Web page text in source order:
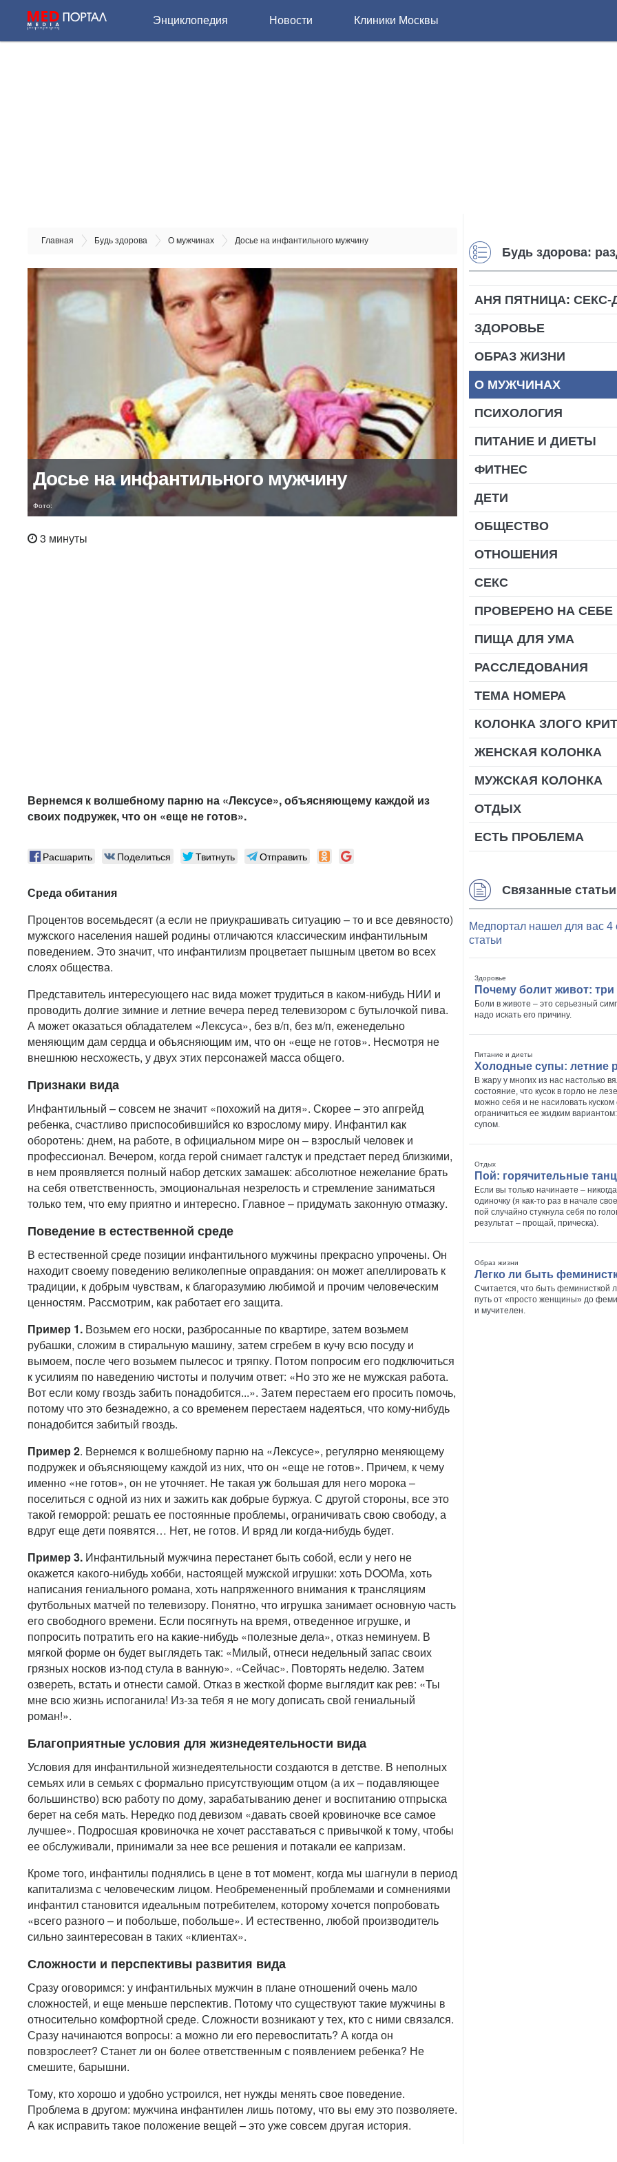
Энциклопедия Новости Клиники Москвы
Главная Будь здорова О мужчинах Досье на инфантильного мужчину
Досье на инфантильного мужчину
Фото:
3 минуты
Вернемся к волшебному парню на «Лексусе», объясняющему каждой из
своих подружек, что он «еще не готов».
Расшарить Поделиться Твитнуть Отправить
Среда обитания
Процентов восемьдесят (а если не приукрашивать ситуацию – то и все девяносто)
мужского населения нашей родины отличаются классическим инфантильным
поведением. Это значит, что инфантилизм процветает пышным цветом во всех
слоях общества.
Представитель интересующего нас вида может трудиться в каком-нибудь НИИ и
проводить долгие зимние и летние вечера перед телевизором с бутылочкой пива.
А может оказаться обладателем «Лексуса», без в/п, без м/п, еженедельно
меняющим дам сердца и объясняющим им, что он «еще не готов». Несмотря не
внешнюю несхожесть, у двух этих персонажей масса общего.
Признаки вида
Инфантильный – совсем не значит «похожий на дитя». Скорее – это апгрейд
ребенка, счастливо приспособившийся ко взрослому миру. Инфантил как
оборотень: днем, на работе, в официальном мире он – взрослый человек и
профессионал. Вечером, когда герой снимает галстук и предстает перед близкими,
в нем проявляется полный набор детских замашек: абсолютное нежелание брать
на себя ответственность, эмоциональная незрелость и стремление заниматься
только тем, что ему приятно и интересно. Главное – придумать законную отмазку.
Поведение в естественной среде
В естественной среде позиции инфантильного мужчины прекрасно упрочены. Он
находит своему поведению великолепные оправдания: он может апеллировать к
традиции, к добрым чувствам, к благоразумию любимой и прочим человеческим
ценностям. Рассмотрим, как работает его защита.
Пример 1. Возьмем его носки, разбросанные по квартире, затем возьмем
рубашки, сложим в стиральную машину, затем сгребем в кучу всю посуду и
вымоем, после чего возьмем пылесос и тряпку. Потом попросим его подключиться
к усилиям по наведению чистоты и получим ответ: «Но это же не мужская работа.
Вот если кому гвоздь забить понадобится...». Затем перестаем его просить помочь,
потому что это безнадежно, а со временем перестаем надеяться, что кому-нибудь
понадобится забитый гвоздь.
Пример 2. Вернемся к волшебному парню на «Лексусе», регулярно меняющему
подружек и объясняющему каждой из них, что он «еще не готов». Причем, к чему
именно «не готов», он не уточняет. Не такая уж большая для него морока –
поселиться с одной из них и зажить как добрые буржуа. С другой стороны, все это
такой геморрой: решать ее постоянные проблемы, ограничивать свою свободу, а
вдруг еще дети появятся… Нет, не готов. И вряд ли когда-нибудь будет.
Пример 3. Инфантильный мужчина перестанет быть собой, если у него не
окажется какого-нибудь хобби, настоящей мужской игрушки: хоть DOOMa, хоть
написания гениального романа, хоть напряженного внимания к трансляциям
футбольных матчей по телевизору. Понятно, что игрушка занимает основную часть
его свободного времени. Если посягнуть на время, отведенное игрушке, и
попросить потратить его на какие-нибудь «полезные дела», отказ неминуем. В
мягкой форме он будет выглядеть так: «Милый, отнеси недельный запас своих
грязных носков из-под стула в ванную». «Сейчас». Повторять неделю. Затем
озвереть, встать и отнести самой. Отказ в жесткой форме выглядит как рев: «Ты
мне всю жизнь испоганила! Из-за тебя я не могу дописать свой гениальный
роман!».
Благоприятные условия для жизнедеятельности вида
Условия для инфантильной жизнедеятельности создаются в детстве. В неполных
семьях или в семьях с формально присутствующим отцом (а их – подавляющее
большинство) всю работу по дому, зарабатыванию денег и воспитанию отпрыска
берет на себя мать. Нередко под девизом «давать своей кровиночке все самое
лучшее». Подросшая кровиночка не хочет расставаться с привычкой к тому, чтобы
ее обслуживали, принимали за нее все решения и потакали ее капризам.
Кроме того, инфантилы поднялись в цене в тот момент, когда мы шагнули в период
капитализма с человеческим лицом. Необремененный проблемами и сомнениями
инфантил становится идеальным потребителем, которому хочется попробовать
«всего разного – и побольше, побольше». И естественно, любой производитель
сильно заинтересован в таких «клиентах».
Сложности и перспективы развития вида
Сразу оговоримся: у инфантильных мужчин в плане отношений очень мало
сложностей, и еще меньше перспектив. Потому что существуют такие мужчины в
относительно комфортной среде. Сложности возникают у тех, кто с ними связался.
Сразу начинаются вопросы: а можно ли его перевоспитать? А когда он
повзрослеет? Станет ли он более ответственным с появлением ребенка? Не
смешите, барышни.
Тому, кто хорошо и удобно устроился, нет нужды менять свое поведение.
Проблема в другом: мужчина инфантилен лишь потому, что вы ему это позволяете.
А как исправить такое положение вещей – это уже совсем другая история.
Будь здорова:
АНЯ ПЯТНИЦА: СЕКС-
ЗДОРОВЬЕ
ОБРАЗ ЖИЗНИ
О МУЖЧИНАХ
ПСИХОЛОГИЯ
ПИТАНИЕ И ДИЕТЫ
ФИТНЕС
ДЕТИ
ОБЩЕСТВО
ОТНОШЕНИЯ
СЕКС
ПРОВЕРЕНО НА СЕБЕ
ПИЩА ДЛЯ УМА
РАССЛЕДОВАНИЯ
ТЕМА НОМЕРА
КОЛОНКА ЗЛОГО
ЖЕНСКАЯ КОЛОНКА
МУЖСКАЯ КОЛОНКА
ОТДЫХ
ЕСТЬ ПРОБЛЕМА
Связанные статьи
Медпортал нашел для вас 4
статьи
Здоровье
Почему болит живот:
Боли в животе – это серьезный
надо искать его причину.
Питание и диеты
Холодные супы: летние
В жару у многих из нас настолько
состояние, что кусок в горло не
можно себя и не насиловать
ограничиться ее жидким
супом.
Отдых
Пой: горячительные
Если вы только начинаете –
одиночку (я как-то раз в начале
пой случайно стукнула себя по
результат – прощай, прическа).
Образ жизни
Легко ли быть
Считается, что быть феминисткой
путь от «просто женщины» до
и мучителен.